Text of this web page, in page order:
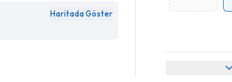
Haritada Göster